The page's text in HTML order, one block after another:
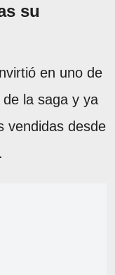
su
en uno de
la saga y ya
vendidas desde